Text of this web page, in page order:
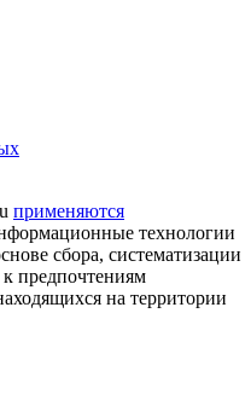
применяются
технологии
сбора, систематизации
предпочтениям
на территории